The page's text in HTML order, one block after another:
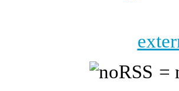
=